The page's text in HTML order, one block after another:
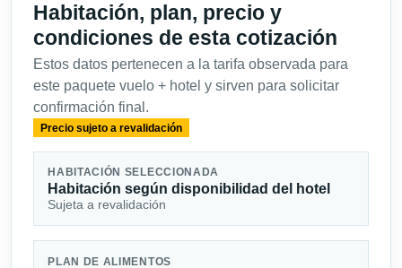
Habitación, plan, precio y
condiciones de esta cotización
Estos datos pertenecen a la tarifa observada para
este paquete vuelo + hotel y sirven para solicitar
confirmación final.
Precio sujeto a revalidación
HABITACIÓN SELECCIONADA
Habitación según disponibilidad del hotel
Sujeta a revalidación
PLAN DE ALIMENTOS